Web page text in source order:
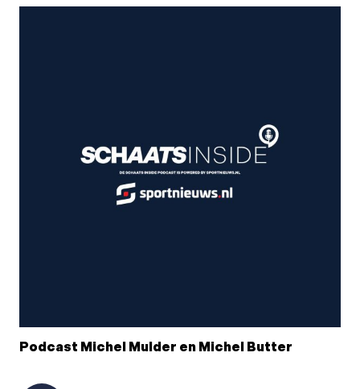
Podcast Michel Mulder en Michel Butter